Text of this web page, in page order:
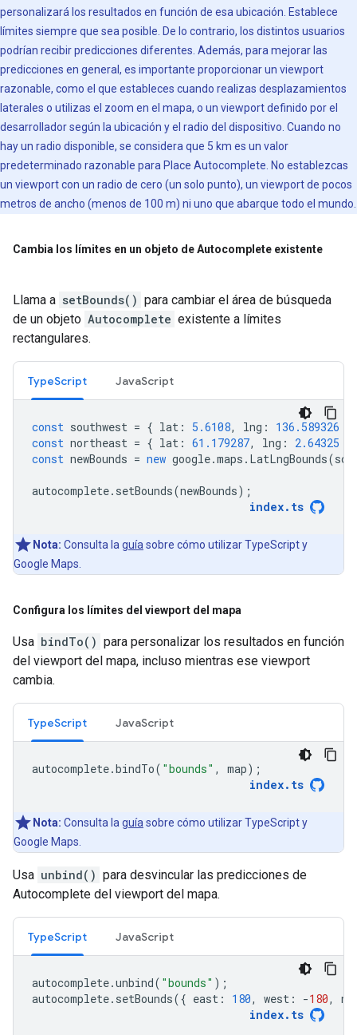
personalizará los resultados en función de esa ubicación. Establece
límites siempre que sea posible. De lo contrario, los distintos usuarios
podrían recibir predicciones diferentes. Además, para mejorar las
predicciones en general, es importante proporcionar un viewport
razonable, como el que estableces cuando realizas desplazamientos
laterales o utilizas el zoom en el mapa, o un viewport definido por el
desarrollador según la ubicación y el radio del dispositivo. Cuando no
hay un radio disponible, se considera que 5 km es un valor
predeterminado razonable para Place Autocomplete. No establezcas
un viewport con un radio de cero (un solo punto), un viewport de pocos
metros de ancho (menos de 100 m) ni uno que abarque todo el mundo.
Cambia los límites en un objeto de Autocomplete existente
Llama a setBounds() para cambiar el área de búsqueda
de un objeto Autocomplete existente a límites
rectangulares.
TypeScript JavaScript
const southwest = { lat : 5.6108, lng : 136.589326
const northeast = { lat : 61.179287, lng : 2.64325
const newBounds = new google.maps . LatLngBounds(
autocomplete. setBounds(newBounds);
index. ts
Nota: Consulta la guía sobre cómo utilizar TypeScript y
Google Maps.
Configura los límites del viewport del mapa
Usa bindTo() para personalizar los resultados en función
del viewport del mapa, incluso mientras ese viewport
cambia.
TypeScript JavaScript
autocomplete.bindTo( "bounds" , map);
index. ts
Nota: Consulta la guía sobre cómo utilizar TypeScript y
Google Maps.
Usa unbind() para desvincular las predicciones de
Autocomplete del viewport del mapa.
TypeScript JavaScript
autocomplete.unbind( "bounds" );
autocomplete. setBounds({ east : 180, west : -180,
index. ts